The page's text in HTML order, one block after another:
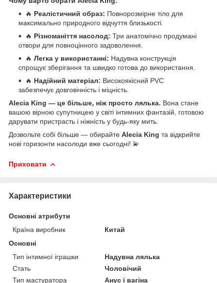
🔥 Реалістичний образ: Повнорозмірне тіло для
максимально природного відчуття близькості.
🔥 Різноманіття насолод: Три анатомічно продумані
отвори для повноцінного задоволення.
🔥 Легка у використанні: Надувна конструкція
спрощує зберігання та швидко готова до використання.
🔥 Надійний матеріал: Високоякісний PVC
забезпечує довговічність і міцність.
Alecia King — це більше, ніж просто лялька. Вона стане
вашою вірною супутницею у світі інтимних фантазій, готовою
дарувати пристрасть і ніжність у будь-яку мить.
Дозвольте собі більше — обирайте Alecia King та відкрийте
нові горизонти насолоди вже сьогодні! 💫
Приховати
Характеристики
Основні атрибути
Країна виробник
Китай
Основні
Тип інтимної іграшки
Надувна лялька
Стать
Чоловічий
Тип мастуратора
Анус і вагіна